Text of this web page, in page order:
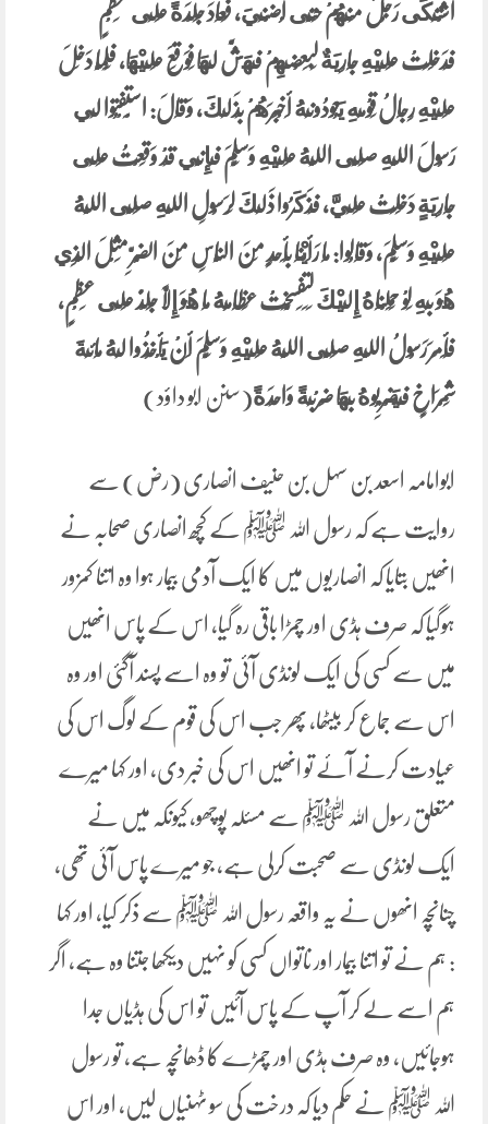
اشْتَكَى رَجُلٌ مِنْهُمْ حَتَّى أُضْنِيَ، ‏‏‏‏‏‏فَعَادَ جِلْدَةً عَلَى عَظْمٍ
فَدَخَلَتْ عَلَيْهِ جَارِيَةٌ لِبَعْضِهِمْ فَهَشَّ لَهَا فَوَقَعَ عَلَيْهَا، ‏‏‏‏‏‏فَلَمَّا دَخَلَ
عَلَيْهِ رِجَالُ قَوْمِهِ يَعُودُونَهُ أَخْبَرَهُمْ بِذَلِكَ، ‏‏‏‏‏‏وَقَالَ:‏‏‏‏ اسْتَفْتُوا لِي
رَسُولَ اللَّهِ صَلَّى اللَّهُ عَلَيْهِ وَسَلَّمَ فَإِنِّي قَدْ وَقَعْتُ عَلَى
جَارِيَةٍ دَخَلَتْ عَلَيَّ، ‏‏‏‏‏‏فَذَكَرُوا ذَلِكَ لِرَسُولِ اللَّهِ صَلَّى اللَّهُ
عَلَيْهِ وَسَلَّمَ، ‏‏‏‏‏‏وَقَالُوا:‏‏‏‏ مَا رَأَيْنَا بِأَحَدٍ مِنَ النَّاسِ مِنَ الضُّرِّ مِثْلَ الَّذِي
هُوَ بِهِ لَوْ حَمَلْنَاهُ إِلَيْكَ لَتَفَسَّخَتْ عِظَامُهُ مَا هُوَ إِلَّا جِلْدٌ عَلَى عَظْمٍ،
‏‏‏‏‏‏فَأَمَرَ رَسُولُ اللَّهِ صَلَّى اللَّهُ عَلَيْهِ وَسَلَّمَ أَنْ يَأْخُذُوا لَهُ مِائَةَ
شِمْرَاخٍ فَيَضْرِبُوهُ بِهَا ضَرْبَةً وَاحِدَةً(سنن ابو داؤد)
ابوامامہ اسعد بن سہل بن حنیف انصاری (رض) سے
روایت ہے کہ رسول اللہ ﷺ کے کچھ انصاری صحابہ نے
انھیں بتایا کہ انصاریوں میں کا ایک آدمی بیمار ہوا وہ اتنا کمزور
ہوگیا کہ صرف ہڈی اور چمڑا باقی رہ گیا، اس کے پاس انھیں
میں سے کسی کی ایک لونڈی آئی تو وہ اسے پسند آگئی اور وہ
اس سے جماع کر بیٹھا، پھر جب اس کی قوم کے لوگ اس کی
عیادت کرنے آئے تو انھیں اس کی خبر دی، اور کہا میرے
متعلق رسول اللہ ﷺ سے مسئلہ پوچھو، کیونکہ میں نے
ایک لونڈی سے صحبت کرلی ہے، جو میرے پاس آئی تھی،
چنانچہ انھوں نے یہ واقعہ رسول اللہ ﷺ سے ذکر کیا، اور کہا
: ہم نے تو اتنا بیمار اور ناتواں کسی کو نہیں دیکھا جتنا وہ ہے، اگر
ہم اسے لے کر آپ کے پاس آئیں تو اس کی ہڈیاں جدا
ہوجائیں، وہ صرف ہڈی اور چمڑے کا ڈھانچہ ہے، تو رسول
اللہ ﷺ نے حکم دیا کہ درخت کی سو ٹہنیاں لیں، اور اس